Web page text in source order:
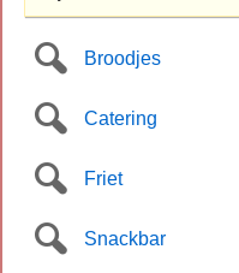
Broodjes
Catering
Friet
Snackbar